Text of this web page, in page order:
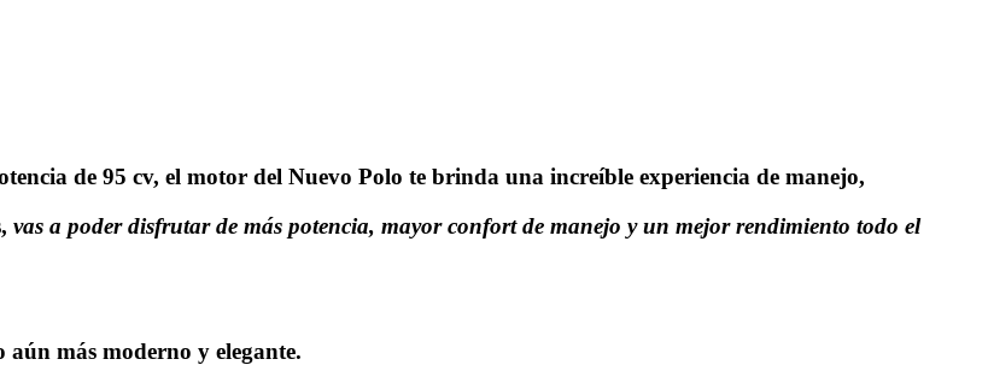
de 95 cv, el motor del Nuevo Polo te brinda una increíble experiencia de manejo,
vas a poder disfrutar de más potencia, mayor confort de manejo y un mejor rendimiento todo el
más moderno y elegante.